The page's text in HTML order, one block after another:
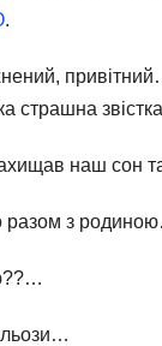
.
страшна
наш сон
разом з